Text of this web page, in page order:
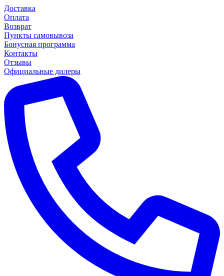
Доставка
Оплата
Возврат
Пункты самовывоза
Бонусная программа
Контакты
Отзывы
Официальные дилеры